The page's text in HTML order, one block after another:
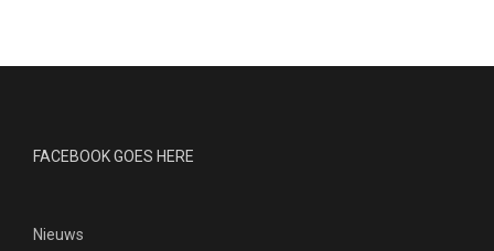
FACEBOOK GOES HERE
Nieuws